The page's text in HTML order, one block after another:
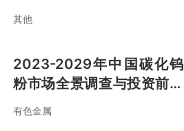
其他
2023-2029年中国碳化钨
粉市场全景调查与投资前景
报告
有色金属